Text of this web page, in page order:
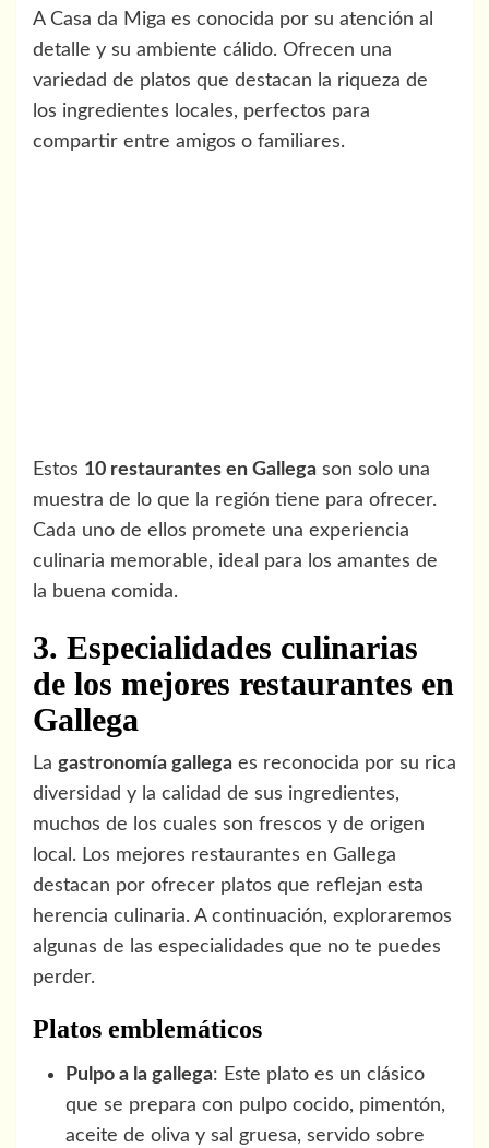
A Casa da Miga es conocida por su atención al
detalle y su ambiente cálido. Ofrecen una
variedad de platos que destacan la riqueza de
los ingredientes locales, perfectos para
compartir entre amigos o familiares.
Estos 10 restaurantes en Gallega son solo una
muestra de lo que la región tiene para ofrecer.
Cada uno de ellos promete una experiencia
culinaria memorable, ideal para los amantes de
la buena comida.
3. Especialidades culinarias
de los mejores restaurantes en
Gallega
La gastronomía gallega es reconocida por su rica
diversidad y la calidad de sus ingredientes,
muchos de los cuales son frescos y de origen
local. Los mejores restaurantes en Gallega
destacan por ofrecer platos que reflejan esta
herencia culinaria. A continuación, exploraremos
algunas de las especialidades que no te puedes
perder.
Platos emblemáticos
Pulpo a la gallega: Este plato es un clásico
que se prepara con pulpo cocido, pimentón,
aceite de oliva y sal gruesa, servido sobre